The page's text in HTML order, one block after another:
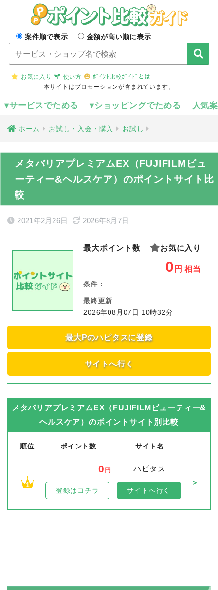
案件順で表示 金額が高い順に表示
お気に入り 使い方
ﾎﾟｲﾝﾄ比較ｶﾞｲﾄﾞとは
本サイトはプロモーションが含まれています。
▾サービスでためる ▾ショッピングでためる 人気
ホーム お試し・入会・購入 お試し
メタバリアプレミアムEX（FUJIFILMビュ
ーティー&ヘルスケア）のポイントサイト比
較
2021年2月26日 2026年8月7日
最大ポイント数 お気に入り
0 円 相当
条件： -
最終更新
2026年08月07日 10時32分
最大Pのハピタスに登録
サイトへ行く
メタバリアプレミアムEX（FUJIFILMビューティー&
ヘルスケア） のポイントサイト別比較
順位 ポイント数 サイト名
1
0 円
ハピタス
＞
登録はコチラ サイトへ行く